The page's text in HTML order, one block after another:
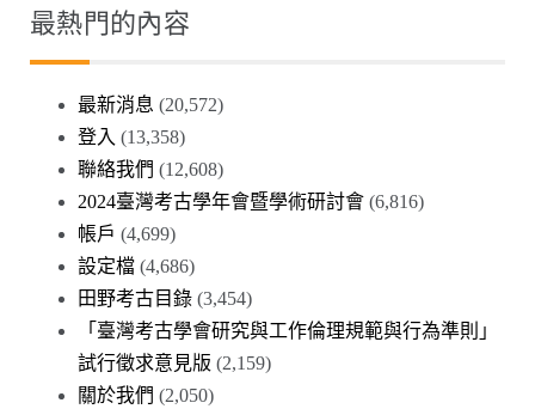
最熱門的內容
最新消息 (20,572)
登入 (13,358)
聯絡我們 (12,608)
2024臺灣考古學年會暨學術研討會 (6,816)
帳戶 (4,699)
設定檔 (4,686)
田野考古目錄 (3,454)
「臺灣考古學會研究與工作倫理規範與行為準則」
試行徵求意見版 (2,159)
關於我們 (2,050)